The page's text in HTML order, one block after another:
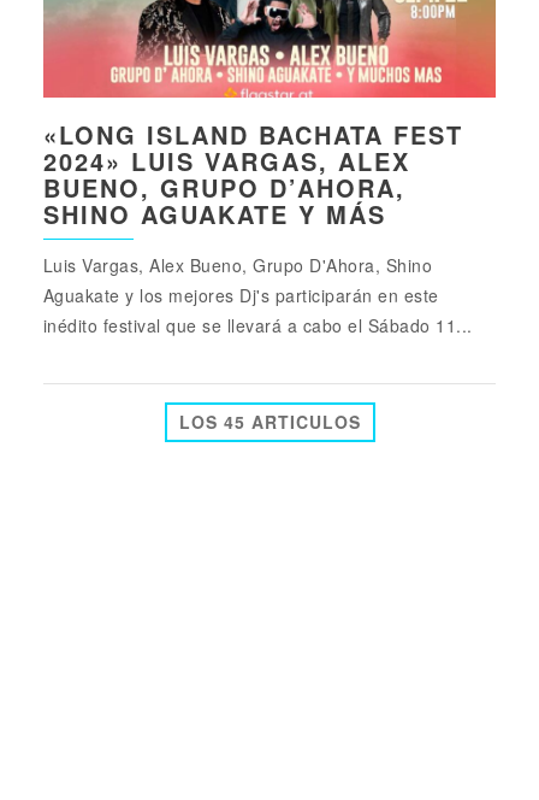
«LONG ISLAND BACHATA FEST
2024» LUIS VARGAS, ALEX
BUENO, GRUPO D’AHORA,
SHINO AGUAKATE Y MÁS
Luis Vargas, Alex Bueno, Grupo D'Ahora, Shino
Aguakate y los mejores Dj's participarán en este
inédito festival que se llevará a cabo el Sábado 11...
LOS 45 ARTICULOS